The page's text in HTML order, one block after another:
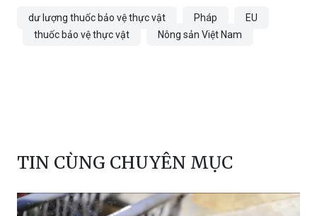
dư lượng thuốc bảo vệ thực vật Pháp
EU
thuốc bảo vệ thực vật
Nông sản Việt Nam
TIN CÙNG CHUYÊN MỤC